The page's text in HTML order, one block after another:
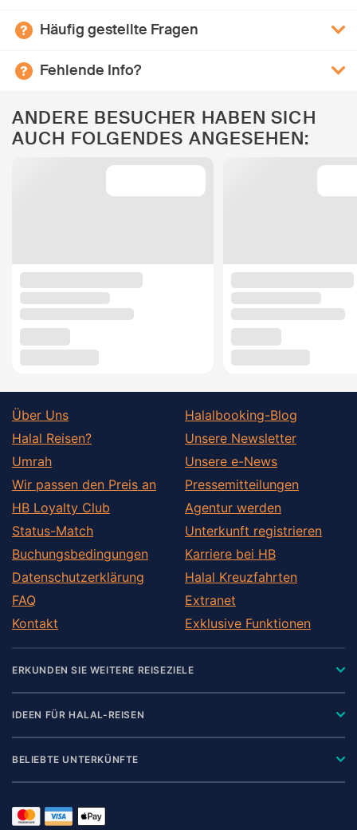
Häufig gestellte Fragen
Fehlende Info?
ANDERE BESUCHER HABEN SICH
AUCH FOLGENDES ANGESEHEN:
Über Uns
Halal Reisen?
Umrah
Wir passen den Preis an
HB Loyalty Club
Status-Match
Buchungsbedingungen
Datenschutzerklärung
FAQ
Kontakt
Halalbooking-Blog
Unsere Newsletter
Unsere e-News
Pressemitteilungen
Agentur werden
Unterkunft registrieren
Karriere bei HB
Halal Kreuzfahrten
Extranet
Exklusive Funktionen
ERKUNDEN SIE WEITERE REISEZIELE
IDEEN FÜR HALAL-REISEN
BELIEBTE UNTERKÜNFTE